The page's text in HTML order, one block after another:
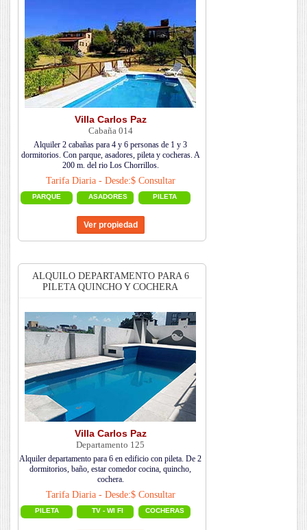
Villa Carlos Paz
Cabaña 014
Alquiler 2 cabañas para 4 y 6 personas de 1 y 3
dormitorios. Con parque, asadores, pileta y cocheras. A
200 m. del rio Los Chorrillos.
Tarifa Diaria - Desde:$ Consultar
PARQUE ASADORES PILETA
ALQUILO DEPARTAMENTO PARA 6
PILETA QUINCHO Y COCHERA
Villa Carlos Paz
Departamento 125
Alquiler departamento para 6 en edificio con pileta. De 2
dormitorios, baño, estar comedor cocina, quincho,
cochera.
Tarifa Diaria - Desde:$ Consultar
PILETA TV - WI FI COCHERAS